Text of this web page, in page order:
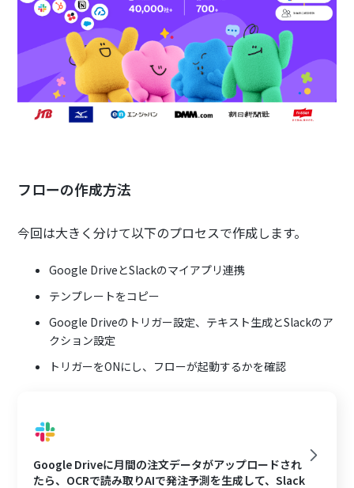
フローの作成方法
今回は大きく分けて以下のプロセスで作成します。
Google DriveとSlackのマイアプリ連携
テンプレートをコピー
Google Driveのトリガー設定、テキスト生成とSlackのア
クション設定
トリガーをONにし、フローが起動するかを確認
Google Driveに月間の注文データがアップロードされ
たら、OCRで読み取りAIで発注予測を生成して、Slack